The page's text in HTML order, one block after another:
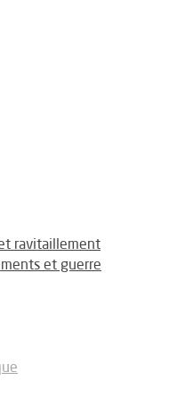
ravitaillement
et guerre